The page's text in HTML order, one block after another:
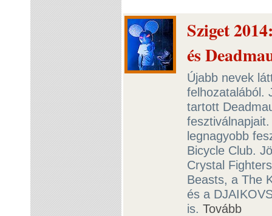
Sziget
és
Újabb nevek
felhozatalából.
tartott
legnagyobb
Bicycle Club.
Crystal
Beasts, a The
és a
is. Tovább